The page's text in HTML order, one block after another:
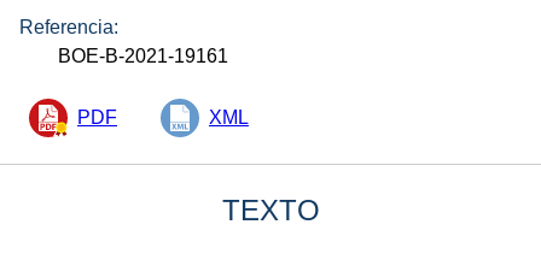
Referencia:
BOE-B-2021-19161
PDF XML
TEXTO